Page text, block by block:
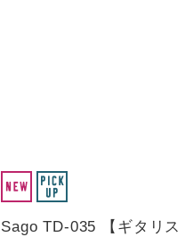
Sago TD-035 【ギタリ